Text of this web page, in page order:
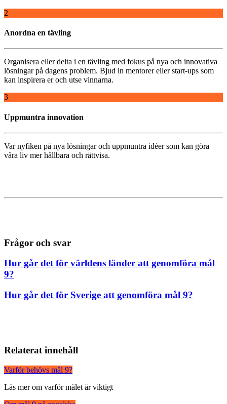
2
Anordna en tävling
Organisera eller delta i en tävling med fokus på nya och innovativa
lösningar på dagens problem. Bjud in mentorer eller start-ups som
kan inspirera er och utse vinnarna.
3
Uppmuntra innovation
Var nyfiken på nya lösningar och uppmuntra idéer som kan göra
våra liv mer hållbara och rättvisa.
Frågor och svar
Hur går det för världens länder att genomföra mål
9?
Hur går det för Sverige att genomföra mål 9?
Relaterat innehåll
Varför behövs mål 9?
Läs mer om varför målet är viktigt